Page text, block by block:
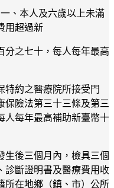
、本人及六歲以上未滿
用超過新
分之七十，每人每年最高
特約之醫療院所接受門
保險法第三十三條及第三
人每年最高補助新臺幣十
生後三個月內，檢具三個
診斷證明書及醫療費用收
所在地鄉（鎮、市）公所